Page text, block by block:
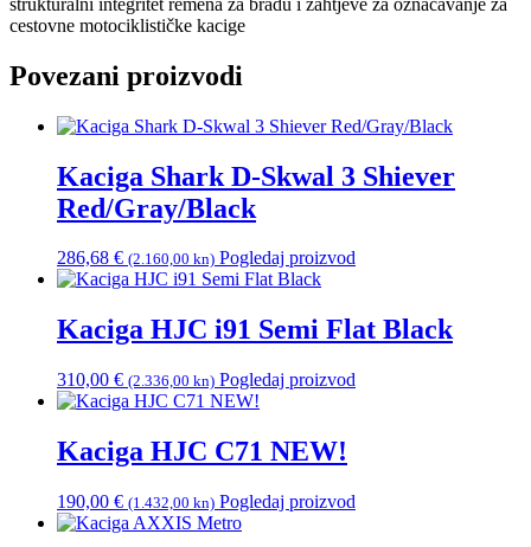
cestovne motociklističke kacige
Povezani proizvodi
Kaciga Shark D-Skwal 3 Shiever
Red/Gray/Black
286,68 € (2.160,00 kn) Pogledaj proizvod
Kaciga HJC i91 Semi Flat Black
310,00 € (2.336,00 kn) Pogledaj proizvod
Kaciga HJC C71 NEW!
190,00 € (1.432,00 kn) Pogledaj proizvod